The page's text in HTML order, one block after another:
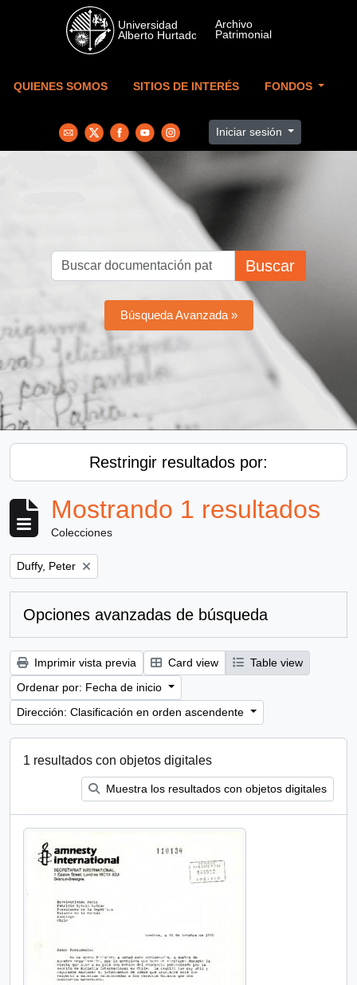
Skip to main content
QUIENES SOMOS SITIOS DE INTERÉS FONDOS
Iniciar sesión
Buscar
Búsqueda Avanzada »
Restringir resultados por:
Mostrando 1 resultados
Colecciones
Remove filter:
Duffy, Peter
Opciones avanzadas de búsqueda
Imprimir vista previa Card view
Table view
Ordenar por: Fecha de inicio
Dirección: Clasificación en orden ascendente
1 resultados con objetos digitales
Muestra los resultados con objetos digitales